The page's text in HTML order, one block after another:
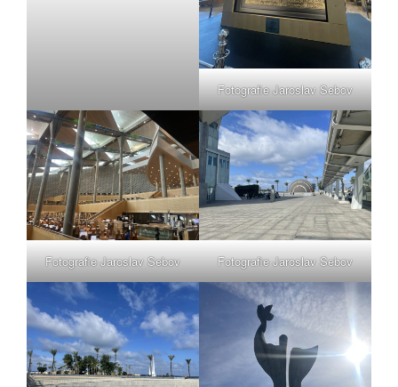
Fotografie Jaroslav Sebov
Fotografie Jaroslav Sebov Fotografie Jaroslav Sebov